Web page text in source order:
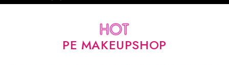
PE MAKEUPSHOP